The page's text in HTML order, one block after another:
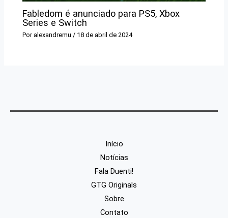
Fabledom é anunciado para PS5, Xbox
Series e Switch
Por alexandremu / 18 de abril de 2024
Início
Notícias
Fala Duenti!
GTG Originals
Sobre
Contato